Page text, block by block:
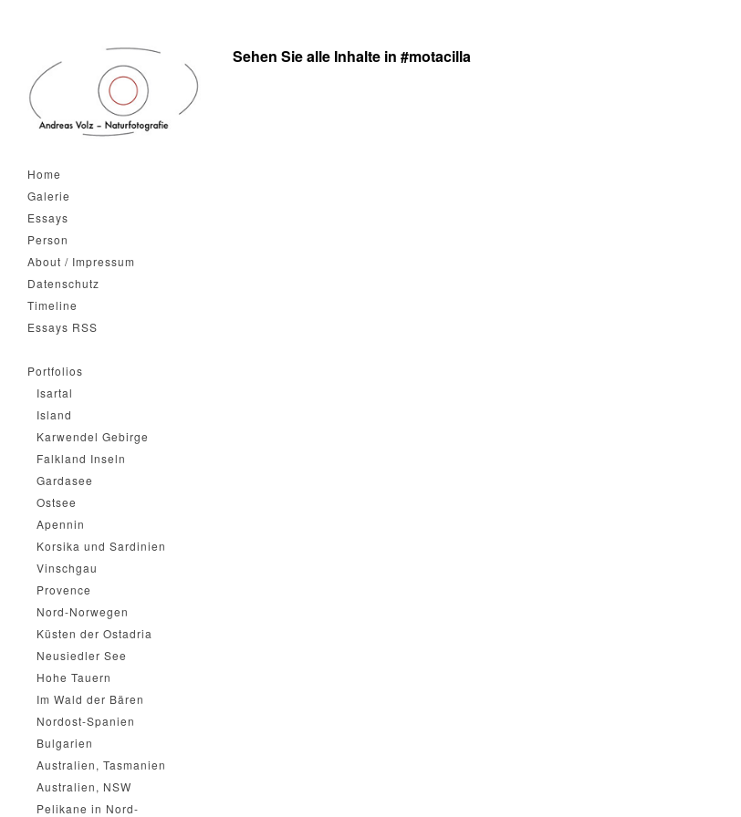
Home
Galerie
Essays
Person
About / Impressum
Datenschutz
Timeline
Essays RSS
Portfolios
Isartal
Island
Karwendel Gebirge
Falkland Inseln
Gardasee
Ostsee
Apennin
Korsika und Sardinien
Vinschgau
Provence
Nord-Norwegen
Küsten der Ostadria
Neusiedler See
Hohe Tauern
Im Wald der Bären
Nordost-Spanien
Bulgarien
Australien, Tasmanien
Australien, NSW
Pelikane in Nord-
Sehen Sie alle Inhalte in #motacilla